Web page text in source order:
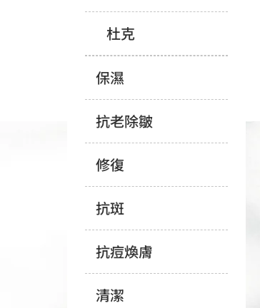
杜克
保濕
抗老除皺
修復
抗斑
抗痘煥膚
清潔